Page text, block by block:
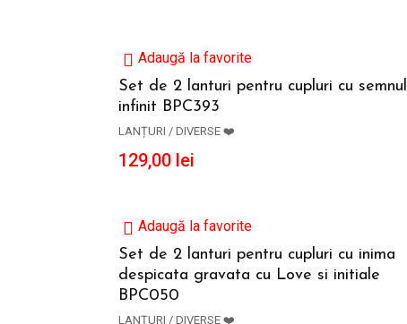
Adaugă la favorite
Set de 2 lanturi pentru cupluri cu semnul
infinit BPC393
LANȚURI / DIVERSE ❤️
129,00 lei
Adaugă la favorite
Set de 2 lanturi pentru cupluri cu inima
despicata gravata cu Love si initiale
BPC050
LANȚURI / DIVERSE ❤️